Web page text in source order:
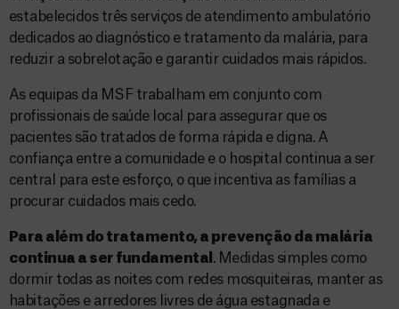
estabelecidos três serviços de atendimento ambulatório
dedicados ao diagnóstico e tratamento da malária, para
reduzir a sobrelotação e garantir cuidados mais rápidos.
As equipas da MSF trabalham em conjunto com
profissionais de saúde local para assegurar que os
pacientes são tratados de forma rápida e digna. A
confiança entre a comunidade e o hospital continua a ser
central para este esforço, o que incentiva as famílias a
procurar cuidados mais cedo.
Para além do tratamento, a prevenção da malária
continua a ser fundamental . Medidas simples como
dormir todas as noites com redes mosquiteiras, manter as
habitações e arredores livres de água estagnada e